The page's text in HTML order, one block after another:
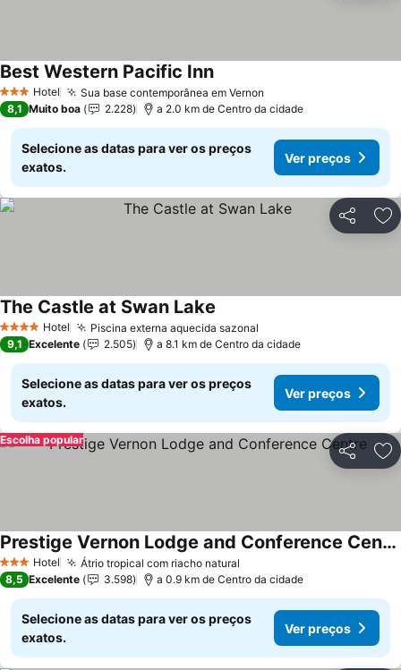
3 EstrelasHotel Sua base contemporânea em Vernon
Best Western Pacific Inn
8,1 Muito boa 2.228 a 2.0 km de Centro da cidade
Selecione as datas para ver os preços
exatos.
Ver preços
Partilhar
4 EstrelasHotel Piscina externa aquecida sazonal
The Castle at Swan Lake
9,1 Excelente 2.505 a 8.1 km de Centro da cidade
Selecione as datas para ver os preços
exatos.
Ver preços
Partilhar
Escolha popular
3 EstrelasHotel Átrio tropical com riacho natural
Prestige Vernon Lodge and Conference Centre
8,5 Excelente 3.598 a 0.9 km de Centro da cidade
Selecione as datas para ver os preços
exatos.
Ver preços